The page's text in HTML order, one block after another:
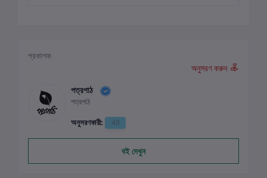
প্রকাশক
অনুসরণ করুন
পত্রপাঠ
পত্রপাঠ
অনুসরণকারী:
49
বই দেখুন